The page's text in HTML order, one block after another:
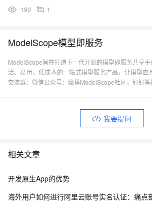
190 1
ModelScope模型即服务
ModelScope旨在打造下一代开源的模型即服务共享
活、易用、低成本的一站式模型服务产品，让模型应
交流群：微信公众号：魔搭ModelScope社区，钉钉
我要提问
相关文章
开发原生App的优势